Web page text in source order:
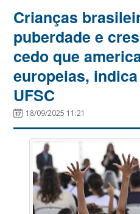
Crianças
puberdade e
cedo que
europeias,
UFSC
18/09/2025 11:21